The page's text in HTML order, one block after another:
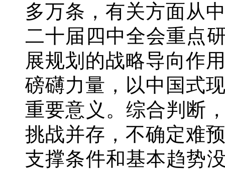
多万条，有关方面从
二十届四中全会重点
展规划的战略导向作
磅礴力量，以中国式
重要意义。综合判断
挑战并存，不确定难
支撑条件和基本趋势